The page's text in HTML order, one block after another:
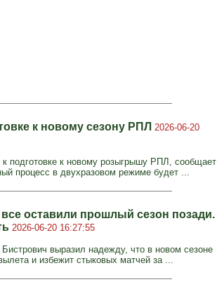
к новому сезону РПЛ 2026-06-20
к подготовке к новому розыгрышу РПЛ, сообщает
процесс в двухразовом режиме будет ...
оставили прошлый сезон позади.
2026-06-20 16:27:55
выразил надежду, что в новом сезоне
и избежит стыковых матчей за ...